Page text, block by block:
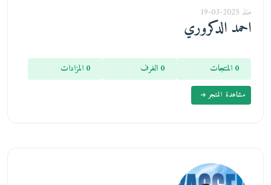
منذ 2025-03-19
احمد الدكروري
0 المنتجات 0 الغرف 0 المزادات
مشاهدة المتجر